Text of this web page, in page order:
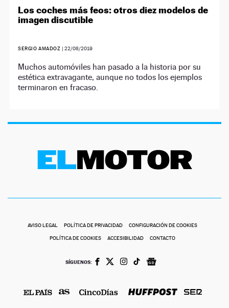
Los coches más feos: otros diez modelos de
imagen discutible
SERGIO AMADOZ | 22/08/2019
Muchos automóviles han pasado a la historia por su
estética extravagante, aunque no todos los ejemplos
terminaron en fracaso.
AVISO LEGAL POLÍTICA DE PRIVACIDAD CONFIGURACIÓN DE COOKIES
POLÍTICA DE COOKIES ACCESIBILIDAD CONTACTO
SÍGUENOS: